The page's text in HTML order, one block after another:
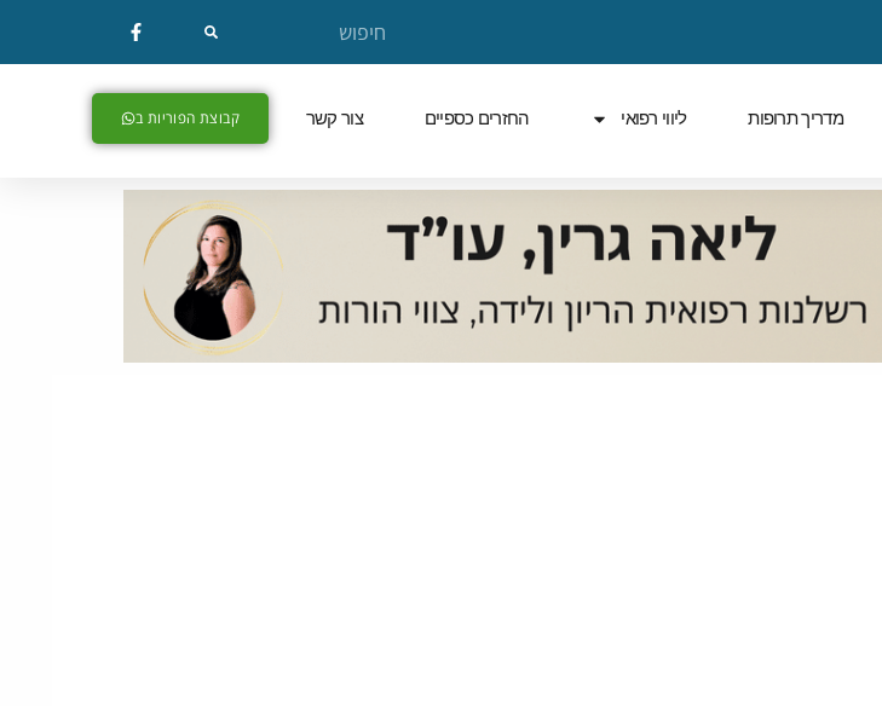
מדריך תרופות ליווי רפואי החזרים כספיים צור קשר קבוצת הפוריות ב